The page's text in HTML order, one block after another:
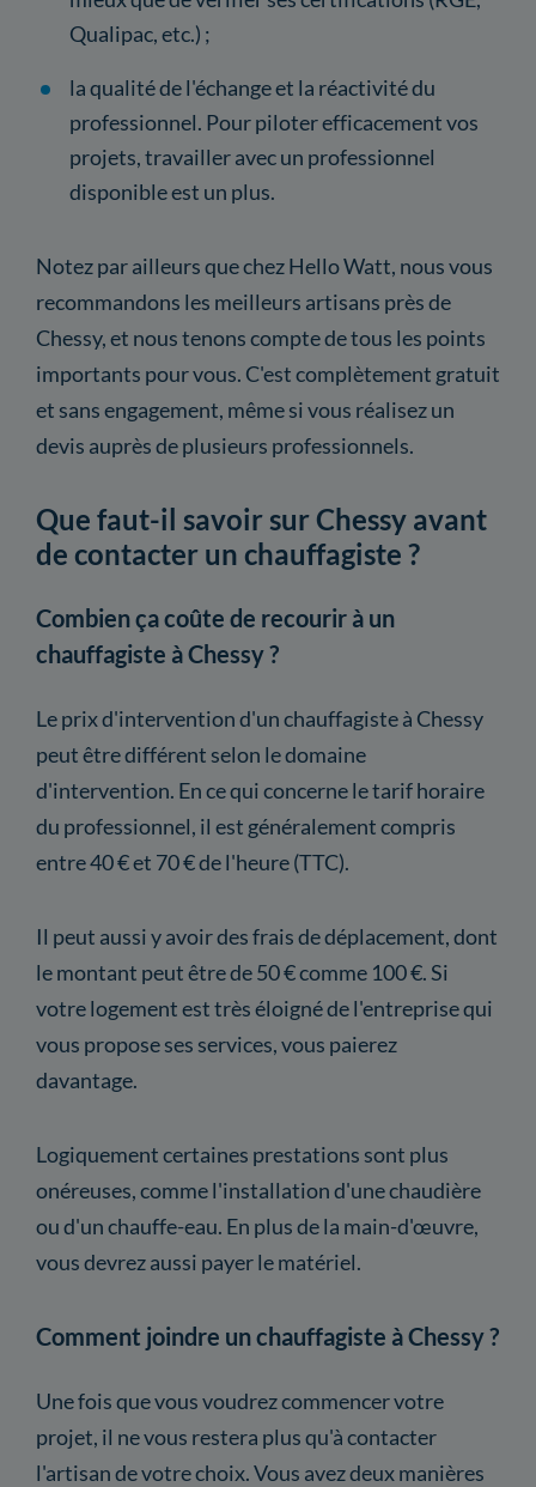
Qualipac, etc.) ;
la qualité de l'échange et la réactivité du
professionnel. Pour piloter efficacement vos
projets, travailler avec un professionnel
disponible est un plus.
Notez par ailleurs que chez Hello Watt, nous vous
recommandons les meilleurs artisans près de
Chessy, et nous tenons compte de tous les points
importants pour vous. C'est complètement gratuit
et sans engagement, même si vous réalisez un
devis auprès de plusieurs professionnels.
Que faut-il savoir sur Chessy avant
de contacter un chauffagiste ?
Combien ça coûte de recourir à un
chauffagiste à Chessy ?
Le prix d'intervention d'un chauffagiste à Chessy
peut être différent selon le domaine
d'intervention. En ce qui concerne le tarif horaire
du professionnel, il est généralement compris
entre 40 € et 70 € de l'heure (TTC).
Il peut aussi y avoir des frais de déplacement, dont
le montant peut être de 50 € comme 100 €. Si
votre logement est très éloigné de l'entreprise qui
vous propose ses services, vous paierez
davantage.
Logiquement certaines prestations sont plus
onéreuses, comme l'installation d'une chaudière
ou d'un chauffe-eau. En plus de la main-d'œuvre,
vous devrez aussi payer le matériel.
Comment joindre un chauffagiste à Chessy ?
Une fois que vous voudrez commencer votre
projet, il ne vous restera plus qu'à contacter
l'artisan de votre choix. Vous avez deux manières